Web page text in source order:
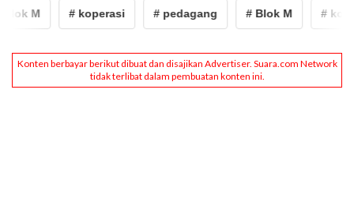
M # koperasi # pedagang # Blok M #